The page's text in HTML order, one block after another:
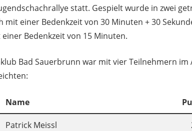
statt. Gespielt wurde in zwei
mit einer Bedenkzeit von 30 Minuten + 30
Bedenkzeit von 15 Minuten.
Bad Sauerbrunn war mit vier Teilnehmern
Name
Patrick Meissl